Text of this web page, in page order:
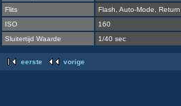
Flits
Flash, Auto-Mode,
ISO
160
Sluitertijd Waarde
1/40 sec
eerste vorige